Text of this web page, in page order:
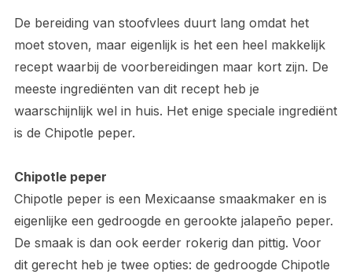
De bereiding van stoofvlees duurt lang omdat het
moet stoven, maar eigenlijk is het een heel makkelijk
recept waarbij de voorbereidingen maar kort zijn. De
meeste ingrediënten van dit recept heb je
waarschijnlijk wel in huis. Het enige speciale ingrediënt
is de Chipotle peper.
Chipotle peper
Chipotle peper is een Mexicaanse smaakmaker en is
eigenlijke een gedroogde en gerookte jalapeño peper.
De smaak is dan ook eerder rokerig dan pittig. Voor
dit gerecht heb je twee opties: de gedroogde Chipotle